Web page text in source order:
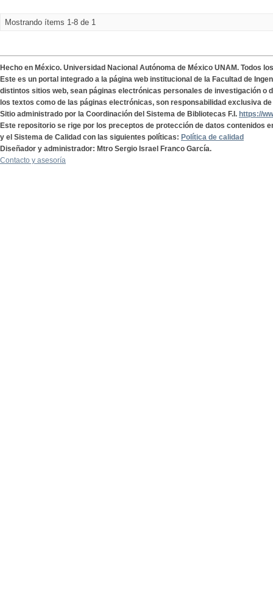
Mostrando ítems 1-8 de 1
Hecho en México. Universidad Nacional Autónoma de México UNAM. Todos
Este es un portal integrado a la página web institucional de la Facultad de
distintos sitios web, sean páginas electrónicas personales de investigación o
los textos como de las páginas electrónicas, son responsabilidad exclusiva
Sitio administrado por la Coordinación del Sistema de Bibliotecas F.I. https://
Este repositorio se rige por los preceptos de protección de datos contenidos
y el Sistema de Calidad con las siguientes políticas: Política de calidad
Diseñador y administrador: Mtro Sergio Israel Franco García.
Contacto y asesoría